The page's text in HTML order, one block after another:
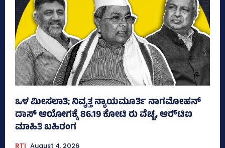
ಒಳ ಮೀಸಲಾತಿ; ನಿವೃತ್ತ ನ್ಯಾಯಮೂರ್ತಿ ನಾಗಮೋಹನ್
ದಾಸ್ ಆಯೋಗಕ್ಕೆ 86.19 ಕೋಟಿ ರು ವೆಚ್ಚ, ಆರ್‍‌ಟಿಐ
ಮಾಹಿತಿ ಬಹಿರಂಗ
RTI August 4, 2026